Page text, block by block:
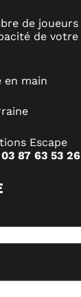
de joueurs
de votre
en main
Escape
03 87 63 53 26